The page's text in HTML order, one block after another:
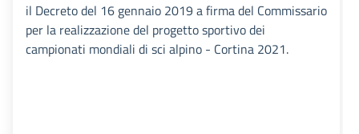
il Decreto del 16 gennaio 2019 a firma del Commissario
per la realizzazione del progetto sportivo dei
campionati mondiali di sci alpino - Cortina 2021.